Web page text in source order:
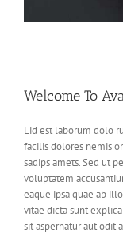
Welcome To
Lid est laborum dolo
facilis dolores nemis
sadips amets. Sed ut
voluptatem
eaque ipsa quae ab
vitae dicta sunt
sit aspernatur aut odit